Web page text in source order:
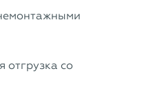
отгрузка со